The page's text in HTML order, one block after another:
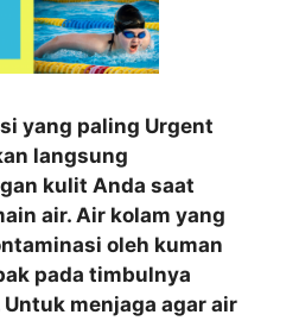
yang paling Urgent
langsung
kulit Anda saat
air. Air kolam yang
oleh kuman
pada timbulnya
menjaga agar air